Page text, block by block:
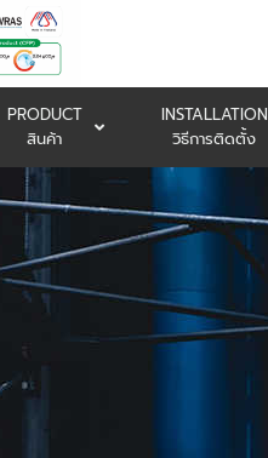
PRODUCT
สินค้า
INSTALLATION
วิธีการติดตั้ง